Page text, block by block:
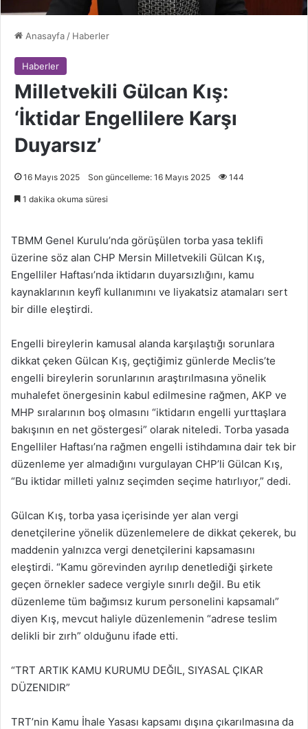
Anasayfa / Haberler
Haberler
Milletvekili Gülcan Kış:
‘İktidar Engellilere Karşı
Duyarsız’
16 Mayıs 2025 Son güncelleme: 16 Mayıs 2025 144
1 dakika okuma süresi
TBMM Genel Kurulu’nda görüşülen torba yasa teklifi
üzerine söz alan CHP Mersin Milletvekili Gülcan Kış,
Engelliler Haftası’nda iktidarın duyarsızlığını, kamu
kaynaklarının keyfî kullanımını ve liyakatsiz atamaları sert
bir dille eleştirdi.
Engelli bireylerin kamusal alanda karşılaştığı sorunlara
dikkat çeken Gülcan Kış, geçtiğimiz günlerde Meclis’te
engelli bireylerin sorunlarının araştırılmasına yönelik
muhalefet önergesinin kabul edilmesine rağmen, AKP ve
MHP sıralarının boş olmasını “iktidarın engelli yurttaşlara
bakışının en net göstergesi” olarak niteledi. Torba yasada
Engelliler Haftası’na rağmen engelli istihdamına dair tek bir
düzenleme yer almadığını vurgulayan CHP’li Gülcan Kış,
“Bu iktidar milleti yalnız seçimden seçime hatırlıyor,” dedi.
Gülcan Kış, torba yasa içerisinde yer alan vergi
denetçilerine yönelik düzenlemelere de dikkat çekerek, bu
maddenin yalnızca vergi denetçilerini kapsamasını
eleştirdi. “Kamu görevinden ayrılıp denetlediği şirkete
geçen örnekler sadece vergiyle sınırlı değil. Bu etik
düzenleme tüm bağımsız kurum personelini kapsamalı”
diyen Kış, mevcut haliyle düzenlemenin “adrese teslim
delikli bir zırh” olduğunu ifade etti.
“TRT ARTIK KAMU KURUMU DEĞIL, SIYASAL ÇIKAR
DÜZENIDIR”
TRT’nin Kamu İhale Yasası kapsamı dışına çıkarılmasına da